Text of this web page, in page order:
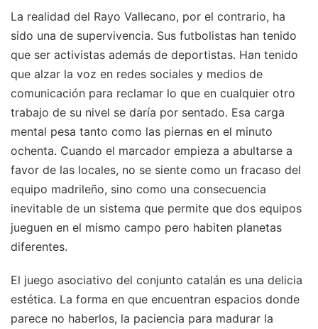
La realidad del Rayo Vallecano, por el contrario, ha
sido una de supervivencia. Sus futbolistas han tenido
que ser activistas además de deportistas. Han tenido
que alzar la voz en redes sociales y medios de
comunicación para reclamar lo que en cualquier otro
trabajo de su nivel se daría por sentado. Esa carga
mental pesa tanto como las piernas en el minuto
ochenta. Cuando el marcador empieza a abultarse a
favor de las locales, no se siente como un fracaso del
equipo madrileño, sino como una consecuencia
inevitable de un sistema que permite que dos equipos
jueguen en el mismo campo pero habiten planetas
diferentes.
El juego asociativo del conjunto catalán es una delicia
estética. La forma en que encuentran espacios donde
parece no haberlos, la paciencia para madurar la